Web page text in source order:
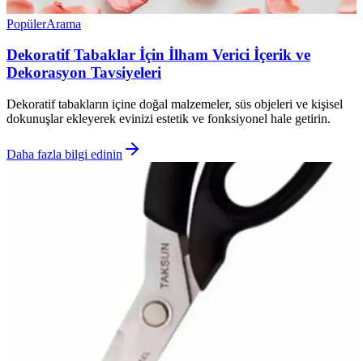
PopülerArama
Dekoratif Tabaklar İçin İlham Verici İçerik ve
Dekorasyon Tavsiyeleri
Dekoratif tabakların içine doğal malzemeler, süs objeleri ve kişisel
dokunuşlar ekleyerek evinizi estetik ve fonksiyonel hale getirin.
Daha fazla bilgi edinin